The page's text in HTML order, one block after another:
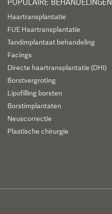
Haartransplantatie
FUE Haartransplantatie
Tandimplantaat behandeling
Facings
Directe haartransplantatie (DHI)
Borstvergroting
Lipofilling borsten
Borstimplantaten
Neuscorrectie
Plastische chirurgie